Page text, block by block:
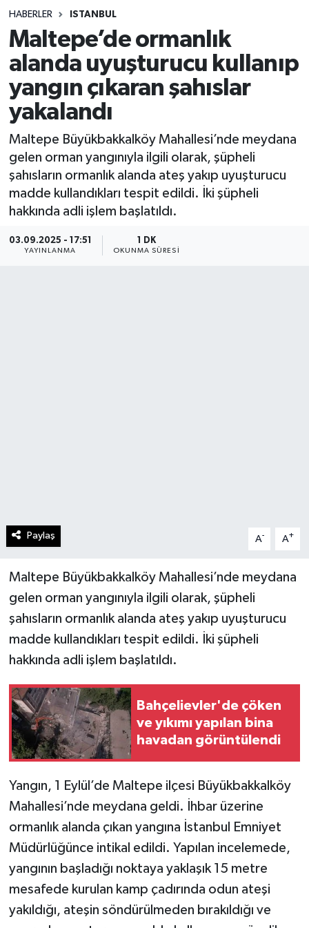
HABERLER ISTANBUL
Maltepe’de ormanlık
alanda uyuşturucu kullanıp
yangın çıkaran şahıslar
yakalandı
Maltepe Büyükbakkalköy Mahallesi’nde meydana
gelen orman yangınıyla ilgili olarak, şüpheli
şahısların ormanlık alanda ateş yakıp uyuşturucu
madde kullandıkları tespit edildi. İki şüpheli
hakkında adli işlem başlatıldı.
03.09.2025 - 17:51
YAYINLANMA
1 DK
OKUNMA SÜRESI
Paylaş A- A+
Maltepe Büyükbakkalköy Mahallesi’nde meydana
gelen orman yangınıyla ilgili olarak, şüpheli
şahısların ormanlık alanda ateş yakıp uyuşturucu
madde kullandıkları tespit edildi. İki şüpheli
hakkında adli işlem başlatıldı.
Bahçelievler'de çöken
ve yıkımı yapılan bina
havadan görüntülendi
Yangın, 1 Eylül’de Maltepe ilçesi Büyükbakkalköy
Mahallesi’nde meydana geldi. İhbar üzerine
ormanlık alanda çıkan yangına İstanbul Emniyet
Müdürlüğünce intikal edildi. Yapılan incelemede,
yangının başladığı noktaya yaklaşık 15 metre
mesafede kurulan kamp çadırında odun ateşi
yakıldığı, ateşin söndürülmeden bırakıldığı ve
Spor
Teknoloji